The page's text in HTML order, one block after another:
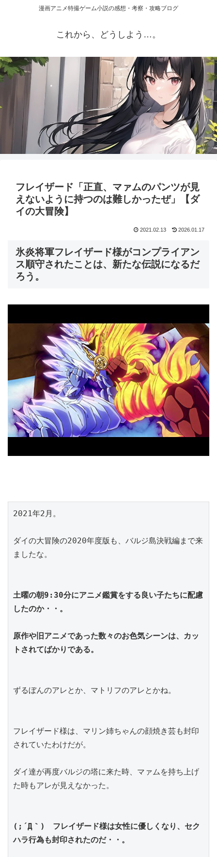
漫画アニメ特撮ゲーム小説の感想・考察・攻略ブログ
これから、どうしよう…。
フレイザード「正直、マァムのパンツが見
えないように持つのは難しかったぜ」【ダ
イの大冒険】
2021.02.13 2026.01.17
氷炎将軍フレイザード様がコンプライアン
ス順守されたことは、新たな伝説になるだ
ろう。
2021年2月。
ダイの大冒険の2020年度版も、バルジ島決戦編まで来
ましたな。
土曜の朝9:30分にアニメ鑑賞をする良い子たちに配慮
したのか・・。
原作や旧アニメであった数々のお色気シーンは、カッ
トされてばかりである。
ずるぼんのアレとか、マトリフのアレとかね。
フレイザード様は、マリン姉ちゃんの顔焼き芸も封印
されていたわけだが。
ダイ達が再度バルジの塔に来た時、マァムを持ち上げ
た時もアレが見えなかった。
(;´Д｀)　フレイザード様は女性に優しくなり、セク
ハラ行為も封印されたのだ・・。